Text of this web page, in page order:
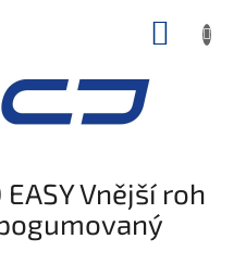
Vnější roh